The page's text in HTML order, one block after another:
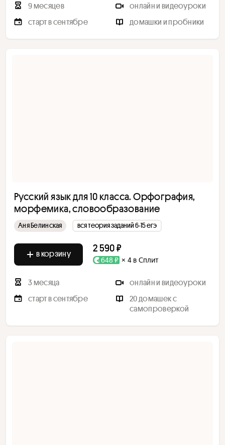
9 месяцев
онлайн и видеоуроки
старт в сентябре
домашки и пробники
Русский язык для 10 класса. Орфография,
морфемика, словообразование
Аня Белинская вся теория заданий 6-15 егэ
в корзину 2 590 ₽
648 ₽ × 4 в Сплит
3 месяца
онлайн и видеоуроки
старт в сентябре
20 домашек с
самопроверкой